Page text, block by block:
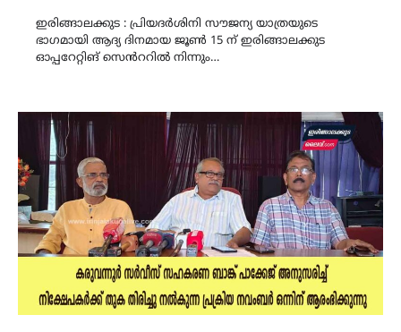
ഇരിങ്ങാലക്കുട : പ്രിയദർശിനി സൗജന്യ യാത്രയുടെ
ഭാഗമായി ആദ്യ ദിനമായ ജൂൺ 15 ന് ഇരിങ്ങാലക്കുട
ഓപ്പറേറ്റിങ് സെൻററിൽ നിന്നും…